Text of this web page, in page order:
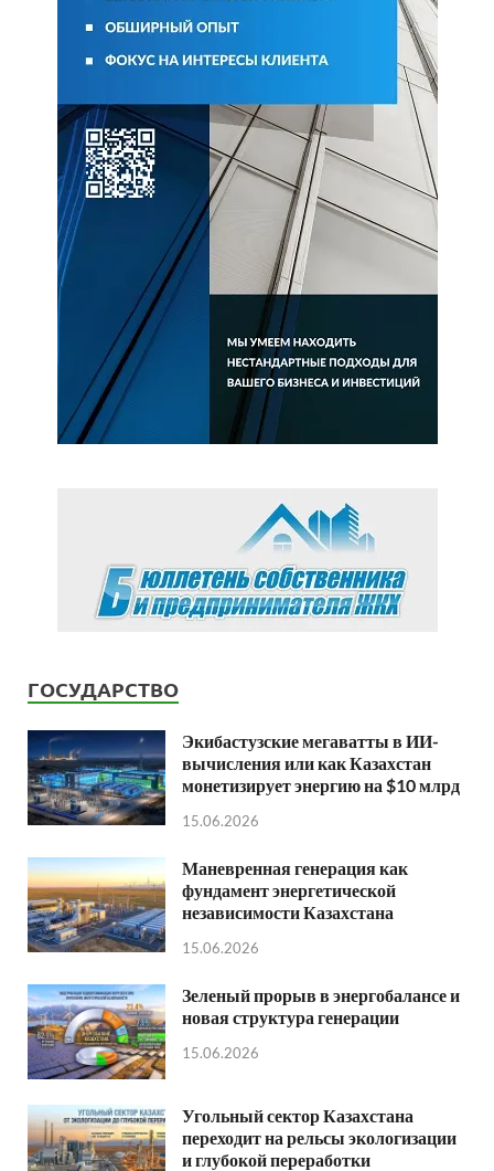
ГОСУДАРСТВО
Экибастузские мегаватты в ИИ-
вычисления или как Казахстан
монетизирует энергию на $10 млрд
15.06.2026
Маневренная генерация как
фундамент энергетической
независимости Казахстана
15.06.2026
Зеленый прорыв в энергобалансе и
новая структура генерации
15.06.2026
Угольный сектор Казахстана
переходит на рельсы экологизации
и глубокой переработки